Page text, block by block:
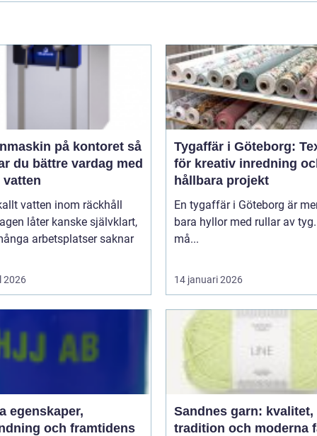
på kontoret så
du bättre vardag med
vatten inom räckhåll
låter kanske självklart,
arbetsplatser saknar
2026
Tygaffär i Göteborg:
för kreativ inredning
hållbara projekt
En tygaffär i Göteborg är
bara hyllor med rullar av
må...
14 januari 2026
och framtidens
Sandnes garn: kvalitet,
tradition och moderna